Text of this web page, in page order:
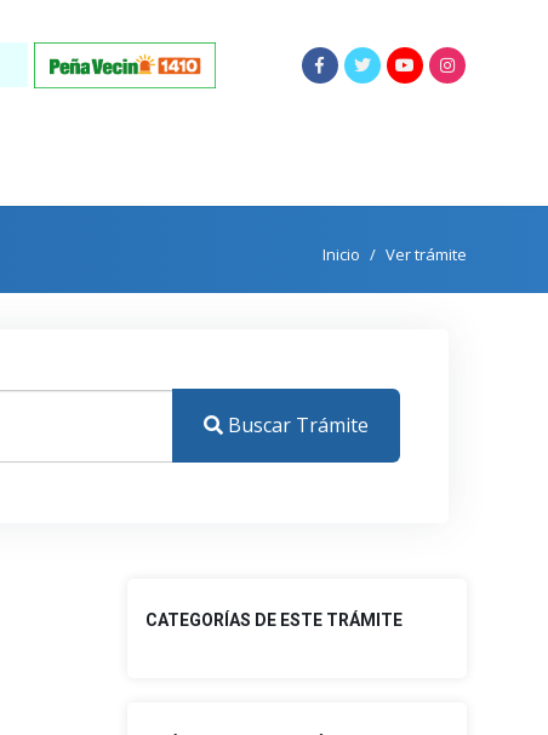
Inicio Ver trámite
Buscar Trámite
CATEGORÍAS DE ESTE TRÁMITE